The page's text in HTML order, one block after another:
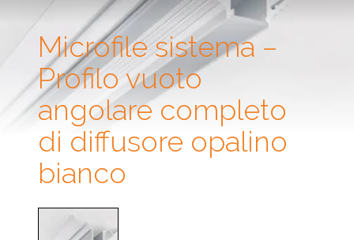
Microfile sistema –
Profilo vuoto
angolare completo
di diffusore opalino
bianco